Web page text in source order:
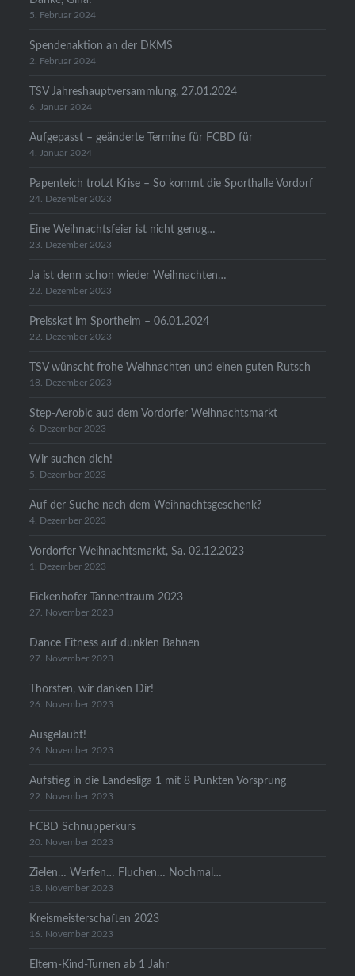
5. Februar 2024
Spendenaktion an der DKMS
2. Februar 2024
TSV Jahreshauptversammlung, 27.01.2024
6. Januar 2024
Aufgepasst – geänderte Termine für FCBD für
4. Januar 2024
Papenteich trotzt Krise – So kommt die Sporthalle Vordorf
24. Dezember 2023
Eine Weihnachtsfeier ist nicht genug…
23. Dezember 2023
Ja ist denn schon wieder Weihnachten…
22. Dezember 2023
Preisskat im Sportheim – 06.01.2024
22. Dezember 2023
TSV wünscht frohe Weihnachten und einen guten Rutsch
18. Dezember 2023
Step-Aerobic aud dem Vordorfer Weihnachtsmarkt
6. Dezember 2023
Wir suchen dich!
5. Dezember 2023
Auf der Suche nach dem Weihnachtsgeschenk?
4. Dezember 2023
Vordorfer Weihnachtsmarkt, Sa. 02.12.2023
1. Dezember 2023
Eickenhofer Tannentraum 2023
27. November 2023
Dance Fitness auf dunklen Bahnen
27. November 2023
Thorsten, wir danken Dir!
26. November 2023
Ausgelaubt!
26. November 2023
Aufstieg in die Landesliga 1 mit 8 Punkten Vorsprung
22. November 2023
FCBD Schnupperkurs
20. November 2023
Zielen… Werfen… Fluchen… Nochmal…
18. November 2023
Kreismeisterschaften 2023
16. November 2023
Eltern-Kind-Turnen ab 1 Jahr